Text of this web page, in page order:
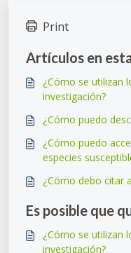
Print
Artículos en
¿Cómo se utilizan
investigación?
¿Cómo puedo
¿Cómo puedo
especies
¿Cómo debo citar
Es posible que
¿Cómo se utilizan
investigación?